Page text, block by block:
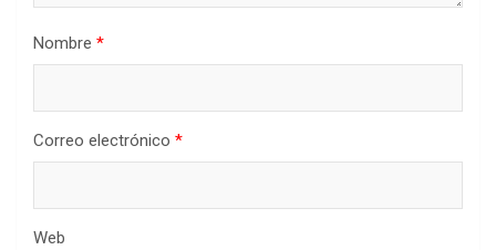
Nombre *
Correo electrónico *
Web